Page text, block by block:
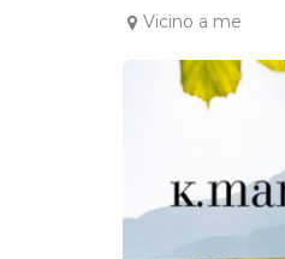
Vicino a me